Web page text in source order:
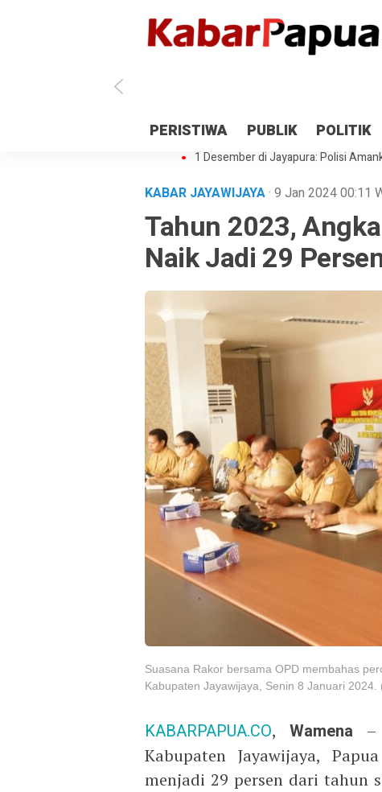
PERISTIWA PUBLIK POLITIK
Antisipasi 1 Desember, TNI Polri
Gedung Perpustakaan SMPN 5
1 Desember di Jayapura: Polisi
KABAR JAYAWIJAYA· 9 Jan 202400:11
Tahun 2023,
Naik Jadi 29
Suasana Rakor bersama OPD membahas
Kabupaten Jayawijaya, Senin 8 Januari
KABARPAPUA.CO,Wamena –
Kabupaten Jayawijaya,
menjadi 29 persen dari tahun